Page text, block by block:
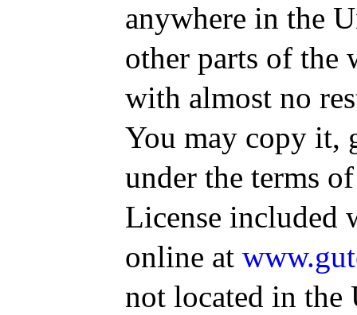
anywhere in the
other parts of the
with almost no
You may copy it,
under the terms
License included
online at
not located in